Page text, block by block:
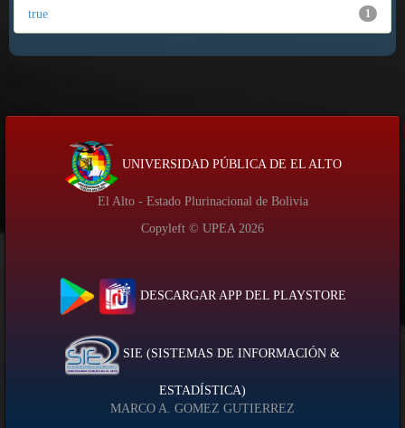
1
true
UNIVERSIDAD PÚBLICA DE EL ALTO
El Alto - Estado Plurinacional de Bolivia
Copyleft © UPEA 2026
DESCARGAR APP DEL PLAYSTORE
SIE (SISTEMAS DE INFORMACIÓN &
ESTADÍSTICA)
MARCO A. GOMEZ GUTIERREZ